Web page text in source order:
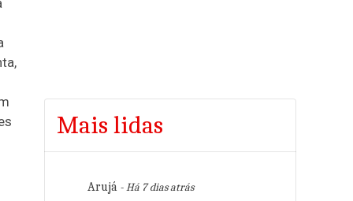
Mais lidas
Arujá - Há 7 dias atrás